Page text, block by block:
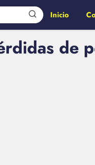
Inicio
de